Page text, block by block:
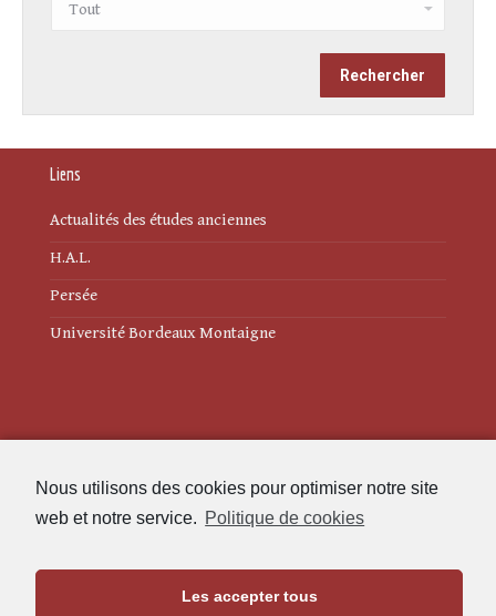
Nous utilisons des cookies pour optimiser notre site
web et notre service. Politique de cookies
Les accepter tous
Liens
Actualités des études anciennes
H.A.L.
Persée
Université Bordeaux Montaigne
Politique de cookies (UE)